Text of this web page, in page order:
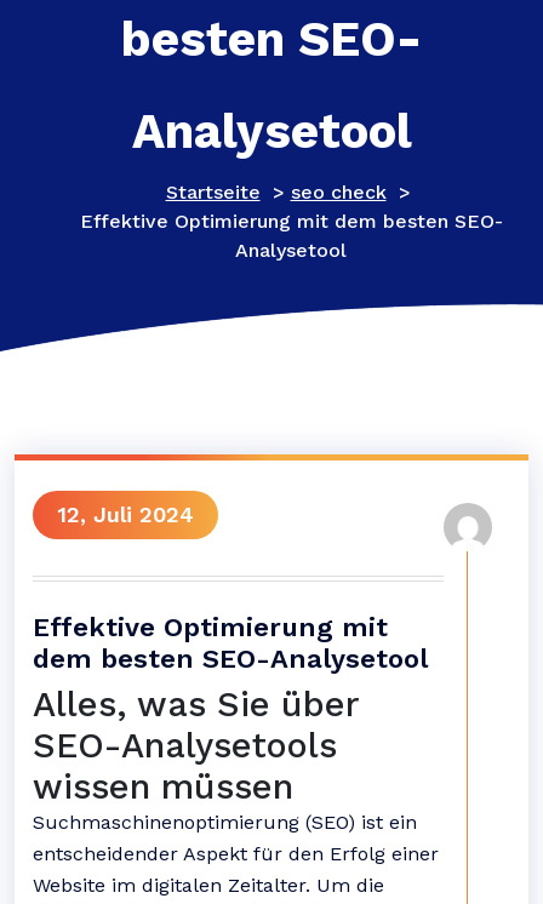
besten SEO-
Analysetool
Startseite > seo check>
Effektive Optimierung mit dem besten SEO-
Analysetool
12, Juli 2024
Effektive Optimierung mit
dem besten SEO-Analysetool
Alles, was Sie über
SEO-Analysetools
wissen müssen
Suchmaschinenoptimierung (SEO) ist ein
entscheidender Aspekt für den Erfolg einer
Website im digitalen Zeitalter. Um die